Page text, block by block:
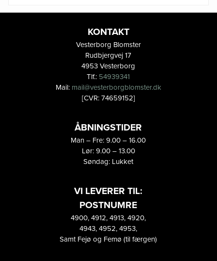
KONTAKT
Vesterborg Blomster
Rudbjergvej 17
4953 Vesterborg
Tlf.: 54939341
Mail: mail@vesterborgblomster.dk
[CVR: 74659152]
ÅBNINGSTIDER
Man – Fre: 9.00 – 16.00
Lør: 9.00 – 13.00
Søndag: Lukket
VI LEVERER TIL:
POSTNUMRE
4900, 4912, 4913, 4920,
4943, 4952, 4953,
Samt Fejø og Femø (til færgen)